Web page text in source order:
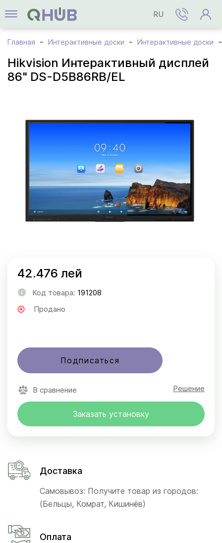
RU
Главная Интерактивные доски Интерактивные доски
Hikvision Интерактивный дисплей
86" DS-D5B86RB/EL
42.476 лей
Код товара: 191208
Продано
Подписаться
В сравнение Решение
Заказать установку
Доставка
Самовывоз: Получите товар из городов:
(Бельцы, Комрат, Кишинёв)
Оплата